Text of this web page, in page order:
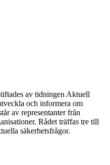
av tidningen Aktuell
och informera om
av representanter från
Rådet träffas tre till
säkerhetsfrågor.